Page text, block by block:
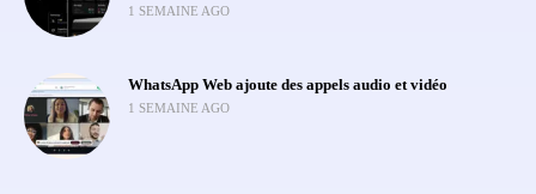
1 SEMAINE AGO
WhatsApp Web ajoute des appels audio et vidéo
1 SEMAINE AGO